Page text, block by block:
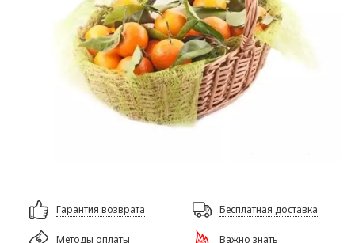
Гарантия возврата Бесплатная доставка
Методы оплаты Важно знать